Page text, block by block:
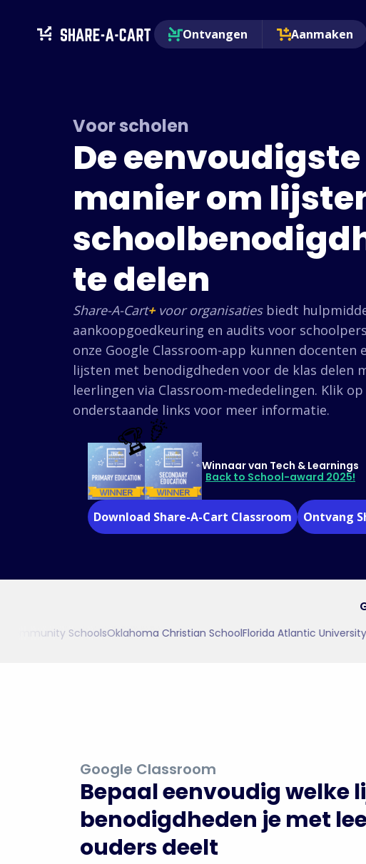
Ontvangen Aanmaken
Voor scholen
De eenvoudigste
manier om
te delen
Share-A-Cart+voor organisatiesbiedt
aankoopgoedkeuring en audits voor
onze Google Classroom-app kunnen docenten
lijsten met benodigdheden voor de klas delen
leerlingen via Classroom-mededelingen. Klik op
onderstaande links voor meer informatie.
🏆🎉
Winnaar van Tech & Learnings
Back to School-award 2025!
Download Share-A-Cart Classroom Ontvang
SchoolsOklahoma Christian SchoolFlorida Atlantic University
Google Classroom
Bepaal eenvoudig welke
benodigdheden je met
ouders deelt